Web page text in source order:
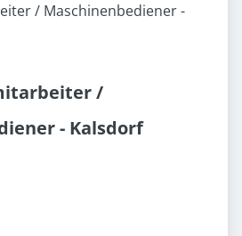
/ Maschinenbediener -
/
- Kalsdorf